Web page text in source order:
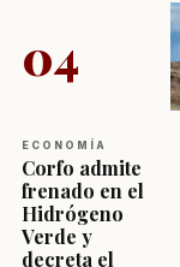
04
ECONOMÍA
Corfo admite
frenado en el
Hidrógeno
Verde y
decreta el